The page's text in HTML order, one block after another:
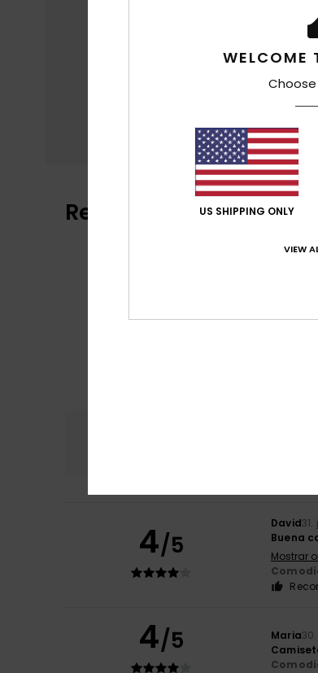
Reseñas de los clientes
4/5
David
Buena
Mostrar
4/5 Maria
WELCOME
US SHIPPING ONLY
VIEW